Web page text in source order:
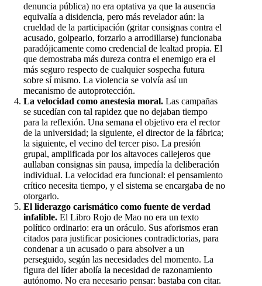
denuncia pública) no era optativa ya que la ausencia
equivalía a disidencia, pero más revelador aún: la
crueldad de la participación (gritar consignas contra el
acusado, golpearlo, forzarlo a arrodillarse) funcionaba
paradójicamente como credencial de lealtad propia. El
que demostraba más dureza contra el enemigo era el
más seguro respecto de cualquier sospecha futura
sobre sí mismo. La violencia se volvía así un
mecanismo de autoprotección.
La velocidad como anestesia moral. Las campañas
se sucedían con tal rapidez que no dejaban tiempo
para la reflexión. Una semana el objetivo era el rector
de la universidad; la siguiente, el director de la fábrica;
la siguiente, el vecino del tercer piso. La presión
grupal, amplificada por los altavoces callejeros que
aullaban consignas sin pausa, impedía la deliberación
individual. La velocidad era funcional: el pensamiento
crítico necesita tiempo, y el sistema se encargaba de no
otorgarlo.
El liderazgo carismático como fuente de verdad
infalible. El Libro Rojo de Mao no era un texto
político ordinario: era un oráculo. Sus aforismos eran
citados para justificar posiciones contradictorias, para
condenar a un acusado o para absolver a un
perseguido, según las necesidades del momento. La
figura del líder abolía la necesidad de razonamiento
autónomo. No era necesario pensar: bastaba con citar.